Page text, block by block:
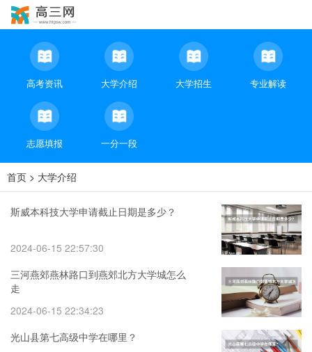
高考资讯 大学介绍 大学招生 专业解读
志愿填报 一分一段
首页 > 大学介绍
斯威本科技大学申请截止日期是多少？
2024-06-15 22:57:30
三河燕郊燕林路口到燕郊北方大学城怎么
走
2024-06-15 22:34:23
光山县第七高级中学在哪里？